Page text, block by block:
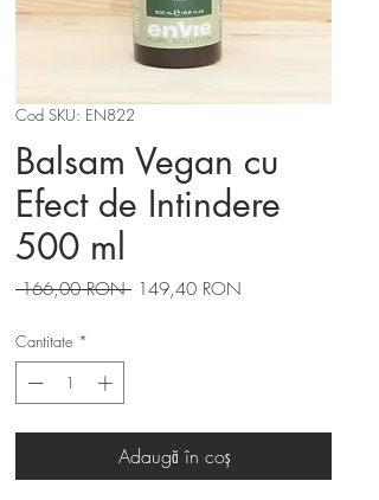
Cod SKU: EN822
Balsam Vegan cu
Efect de Intindere
500 ml
166,00 RON Preț149,40 RON
Cantitate *
Adaugă în coș